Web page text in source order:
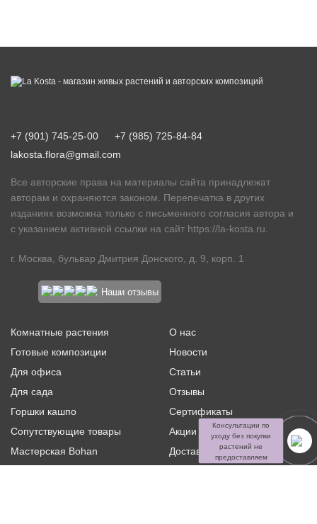
+7 (901) 745-25-00
+7 (985) 725-84-84
lakosta.flora@gmail.com
Все авторские права на материалы сайта принадлежат
авторам и охраняются законом. Перепечатка в других
изданиях возможна только с письменного согласия автора и
с указанием активной ссылки на сайт https://la-kosta.ru
г. Москва, бульвар Дмитрия Донского, д. 9, корп. 1
Наши отзывы
Комнатные растения
Готовые композиции
Для офиса
Для сада
Горшки кашпо
Сопутствующие товары
Мастерская Bohan
О нас
Новости
Статьи
Отзывы
Сертификаты
Акции и скидки
Доставка и оплата
Консультации по
уходу без покупки
растений не
предоставляем